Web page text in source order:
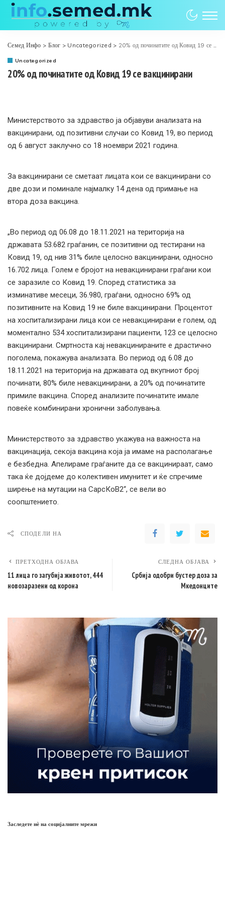
Семед Инфо > Блог > Uncategorized > 20% од починатите од Ковид 19 се вакцинирани
Uncategorized
20% од починатите од Ковид 19 се вакцинирани
Министерството за здравство ја објавуви анализата на
вакцинирани, од позитивни случаи со Ковид 19, во период
од 6 август заклучно со 18 ноември 2021 година.
За вакцинирани се сметаат лицата кои се вакцинирани со
две дози и поминале најмалку 14 дена од примање на
втора доза вакцина.
„Во период од 06.08 до 18.11.2021 на територија на
државата 53.682 граѓанин, се позитивни од тестирани на
Ковид 19, од нив 31% биле целосно вакцинирани, односно
16.702 лица. Голем е бројот на невакцинирани граѓани кои
се заразиле со Ковид 19. Според статистика за
изминативе месеци, 36.980, граѓани, односно 69% од
позитивните на Ковид 19 не биле вакцинирани. Процентот
на хоспитализирани лица кои се невакцинирани е голем, од
моментално 534 хоспитализирани пациенти, 123 се целосно
вакцинирани. Смртноста кај невакцинираните е драстично
поголема, покажува анализата. Во период од 6.08 до
18.11.2021 на територија на државата од вкупниот број
починати, 80% биле невакцинирани, а 20% од починатите
примиле вакцина. Според анализите починатите имале
повеќе комбинирани хронични заболувања.
Министерството за здравство укажува на важноста на
вакцинација, секоја вакцина која ја имаме на располагање
е безбедна. Апелираме граѓаните да се вакцинираат, само
така ќе дојдеме до колективен имунитет и ќе спречиме
ширење на мутации на СарсКоВ2“, се вели во
соопштението.
СПОДЕЛИ НА
ПРЕТХОДНА ОБЈАВА
11 лица го загубија животот, 444
новозаразени од корона
СЛЕДНА ОБЈАВА
Србија одобри бустер доза за
Мкедонците
Заследете нѐ на социјалните мрежи